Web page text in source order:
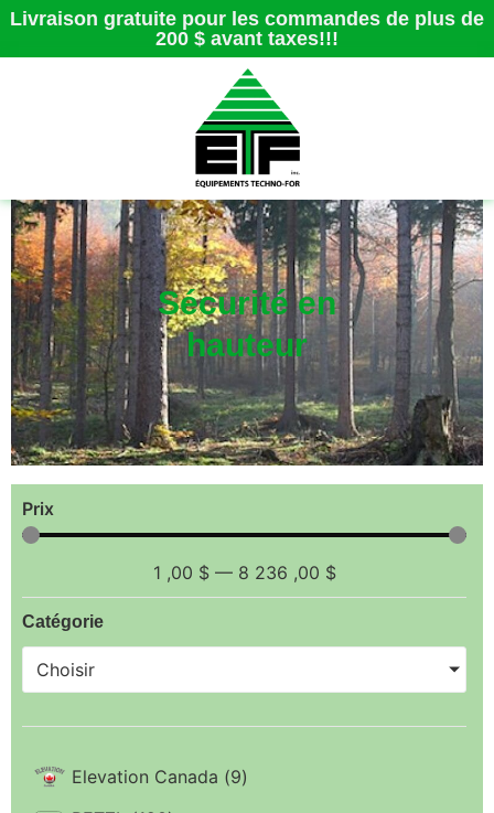
Livraison gratuite pour les commandes de plus de
200 $ avant taxes!!!
Sécurité en
hauteur
Prix
1 ,00 $— 8 236 ,00 $
Catégorie
Choisir
Elevation Canada (9)